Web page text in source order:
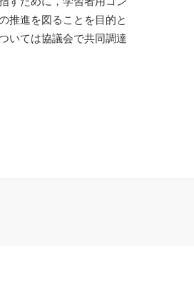
推進を図ることを目的と
いては協議会で共同調達